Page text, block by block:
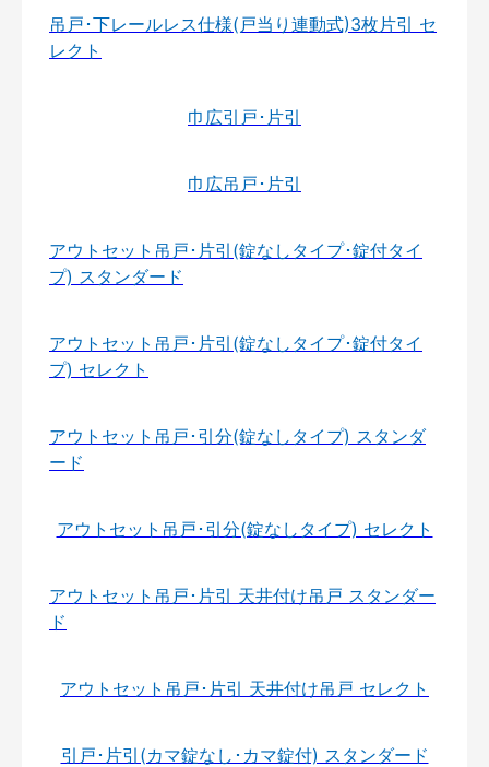
吊戸･下レールレス仕様(戸当り連動式)3枚片引 セ
レクト
巾広引戸･片引
巾広吊戸･片引
アウトセット吊戸･片引(錠なしタイプ･錠付タイ
プ) スタンダード
アウトセット吊戸･片引(錠なしタイプ･錠付タイ
プ) セレクト
アウトセット吊戸･引分(錠なしタイプ) スタンダ
ード
アウトセット吊戸･引分(錠なしタイプ) セレクト
アウトセット吊戸･片引 天井付け吊戸 スタンダー
ド
アウトセット吊戸･片引 天井付け吊戸 セレクト
引戸･片引(カマ錠なし･カマ錠付) スタンダード